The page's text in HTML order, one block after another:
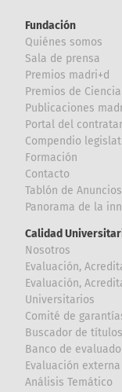
Fundación
Quiénes somos
Sala de prensa
Premios madri+d
Premios de
Publicaciones
Portal del
Compendio
Formación
Contacto
Tablón de Anuncios
Panorama de la
Calidad
Nosotros
Evaluación,
Evaluación,
Universitarios
Comité de
Buscador de títulos
Banco de
Evaluación externa
Análisis Temático